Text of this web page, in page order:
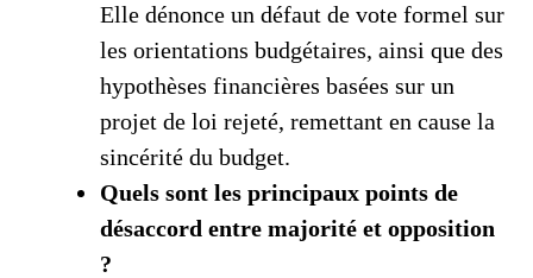
Elle dénonce un défaut de vote formel sur
les orientations budgétaires, ainsi que des
hypothèses financières basées sur un
projet de loi rejeté, remettant en cause la
sincérité du budget.
Quels sont les principaux points de
désaccord entre majorité et opposition
?